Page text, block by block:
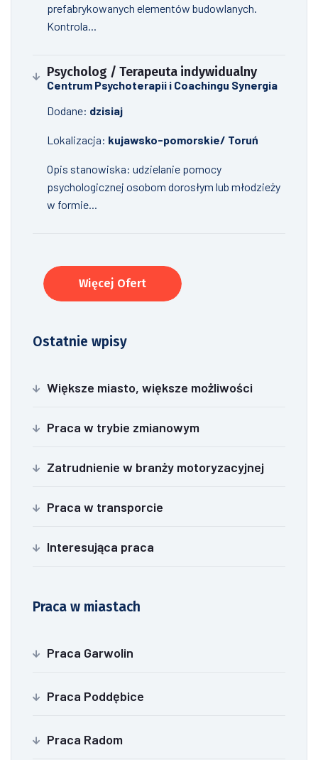
prefabrykowanych elementów budowlanych.
Kontrola...
Psycholog / Terapeuta indywidualny
Centrum Psychoterapii i Coachingu Synergia
Dodane: dzisiaj
Lokalizacja: kujawsko-pomorskie/ Toruń
Opis stanowiska: udzielanie pomocy
psychologicznej osobom dorosłym lub młodzieży
w formie...
Więcej Ofert
Ostatnie wpisy
Większe miasto, większe możliwości
Praca w trybie zmianowym
Zatrudnienie w branży motoryzacyjnej
Praca w transporcie
Interesująca praca
Praca w miastach
Praca Garwolin
Praca Poddębice
Praca Radom